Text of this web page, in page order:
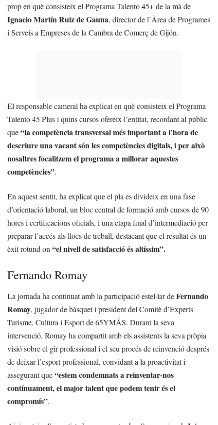
prop en què consisteix el Programa Talento 45+ de la mà de
Ignacio Martín Ruiz de Gauna, director de l’Àrea de Programes
i Serveis a Empreses de la Cambra de Comerç de Gijón.
El responsable cameral ha explicat en què consisteix el Programa
Talento 45 Plus i quins cursos ofereix l’entitat, recordant al públic
que“la competència transversal més important a l’hora de
descriure una vacant són les competències digitals, i per això
nosaltres focalitzem el programa a millorar aquestes
competències”.
En aquest sentit, ha explicat que el pla es divideix en una fase
d’orientació laboral, un bloc central de formació amb cursos de 90
hores i certificacions oficials, i una etapa final d’intermediació per
preparar l’accés als llocs de treball, destacant que el resultat és un
èxit rotund on “el nivell de satisfacció és altíssim”.
Fernando Romay
La jornada ha continuat amb la participació estel·lar deFernando
Romay, jugador de bàsquet i president del Comitè d’Experts
Turisme, Cultura i Esport de 65YMÁS. Durant la seva
intervenció, Romay ha compartit amb els assistents la seva pròpia
visió sobre el gir professional i el seu procés de reinvenció després
de deixar l’esport professional, convidant a la proactivitat i
assegurant que“estem condemnats a reinventar-nos
contínuament, el major talent que podem tenir és el
compromís”.